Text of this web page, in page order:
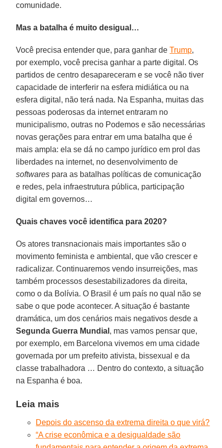
comunidade.
Mas a batalha é muito desigual…
Você precisa entender que, para ganhar deTrump,
por exemplo, você precisa ganhar a parte digital. Os
partidos de centro desapareceram e se você não tiver
capacidade de interferir na esfera midiática ou na
esfera digital, não terá nada. Na Espanha, muitas das
pessoas poderosas da internet entraram no
municipalismo, outras no Podemos e são necessárias
novas gerações para entrar em uma batalha que é
mais ampla: ela se dá no campo jurídico em prol das
liberdades na internet, no desenvolvimento de
softwares para as batalhas políticas de comunicação
e redes, pela infraestrutura pública, participação
digital em governos…
Quais chaves você identifica para 2020?
Os atores transnacionais mais importantes são o
movimento feminista e ambiental, que vão crescer e
radicalizar. Continuaremos vendo insurreições, mas
também processos desestabilizadores da direita,
como o da Bolívia. O Brasil é um país no qual não se
sabe o que pode acontecer. A situação é bastante
dramática, um dos cenários mais negativos desde a
Segunda Guerra Mundial , mas vamos pensar que,
por exemplo, em Barcelona vivemos em uma cidade
governada por um prefeito ativista, bissexual e da
classe trabalhadora … Dentro do contexto, a situação
na Espanha é boa.
Leia mais
Depois do ascenso da extrema direita o que virá?
“A crise econômica e a desigualdade são